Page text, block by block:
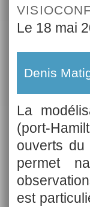
Le 18 mai
Denis
La
(port-
ouverts du
permet
est